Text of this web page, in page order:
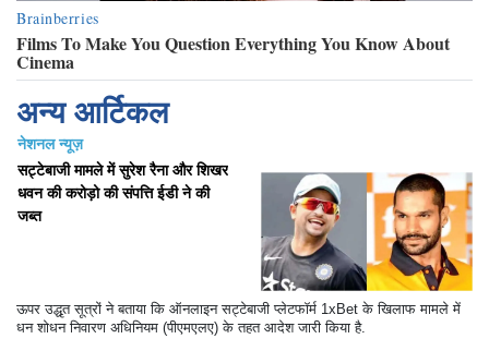
अन्य आर्टिकल
नेशनल न्यूज़
सट्टेबाजी मामले में सुरेश रैना और शिखर
धवन की करोड़ो की संपत्ति ईडी ने की
जब्त
ऊपर उद्धृत सूत्रों ने बताया कि ऑनलाइन सट्टेबाजी प्लेटफॉर्म 1xBet के खिलाफ मामले में
धन शोधन निवारण अधिनियम (पीएमएलए) के तहत आदेश जारी किया है.